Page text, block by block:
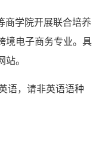
商学院开展联合培养
境电子商务专业。具
。
语，请非英语语种